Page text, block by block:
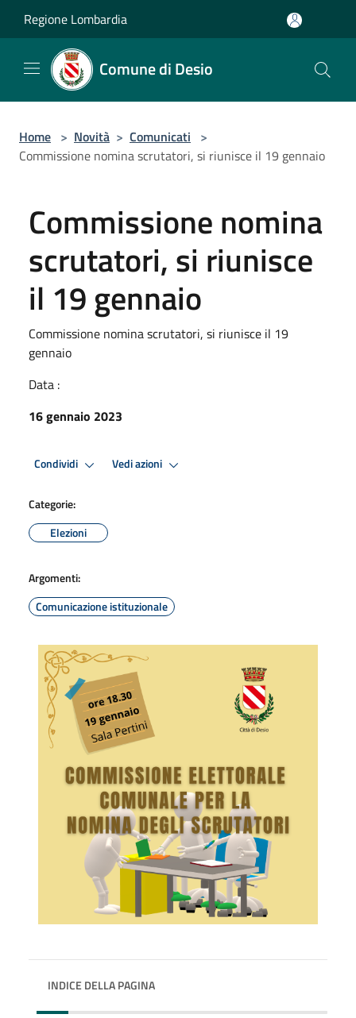
Regione Lombardia
Comune di Desio
Home > Novità > Comunicati >
Commissione nomina scrutatori, si riunisce il 19 gennaio
Commissione nomina
scrutatori, si riunisce
il 19 gennaio
Commissione nomina scrutatori, si riunisce il 19
gennaio
Data :
16 gennaio 2023
Condividi Vedi azioni
Categorie:
Elezioni
Argomenti:
Comunicazione istituzionale
INDICE DELLA PAGINA